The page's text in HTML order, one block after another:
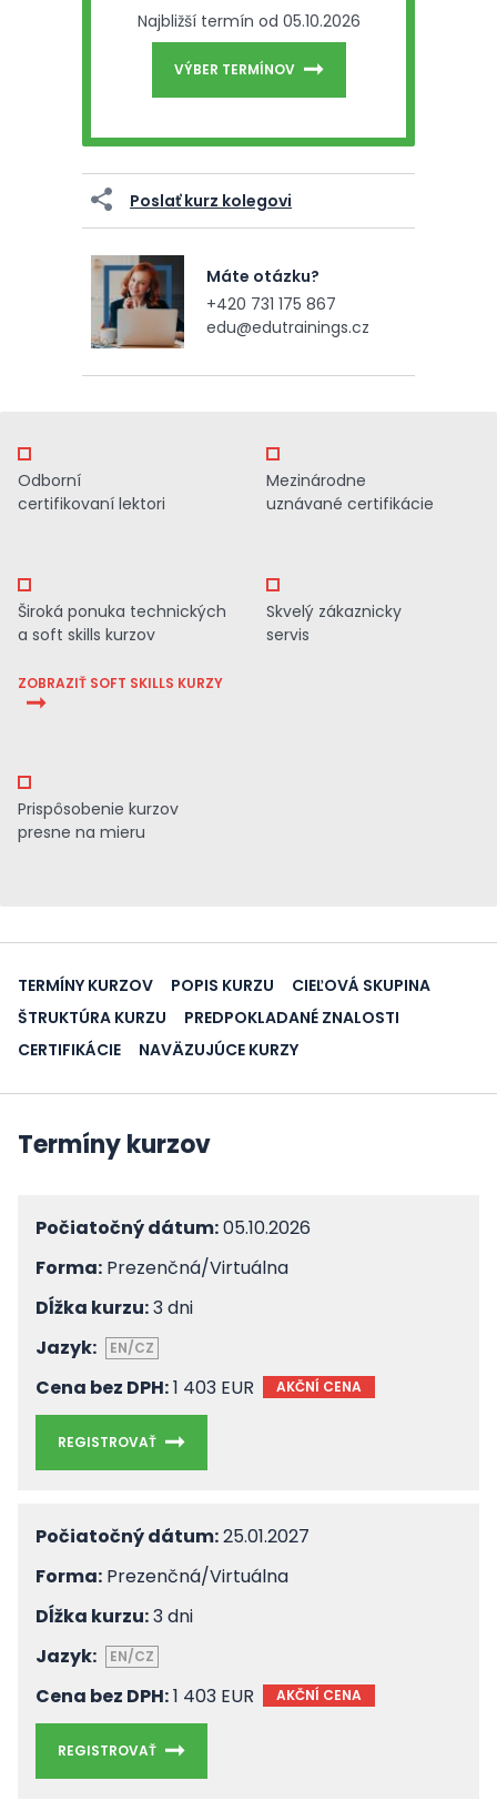
Najbližší termín od 05.10.2026
VÝBER TERMÍNOV
Poslať kurz kolegovi
Máte otázku?
+420 731 175 867
edu@edutrainings.cz
Odborní
certifikovaní lektori
Mezinárodne
uznávané certifikácie
Široká ponuka technických
a soft skills kurzov
ZOBRAZIŤ SOFT SKILLS KURZY
Skvelý zákaznicky
servis
Prispôsobenie kurzov
presne na mieru
TERMÍNY KURZOV POPIS KURZU
CIEĽOVÁ SKUPINA
ŠTRUKTÚRA KURZU
PREDPOKLADANÉ ZNALOSTI
CERTIFIKÁCIE
NAVÄZUJÚCE KURZY
Termíny kurzov
Počiatočný dátum:05.10.2026
Forma: Prezenčná/Virtuálna
Dĺžka kurzu:3 dni
Jazyk:
EN/CZ
Cena bez DPH:1 403 EUR AKČNÍ CENA
REGISTROVAŤ
Počiatočný dátum:25.01.2027
Forma: Prezenčná/Virtuálna
Dĺžka kurzu:3 dni
Jazyk:
EN/CZ
Cena bez DPH:1 403 EUR AKČNÍ CENA
REGISTROVAŤ